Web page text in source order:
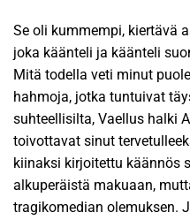
Se oli kummempi, kiertävä
joka käänteli ja käänteli
Mitä todella veti minut
hahmoja, jotka tuntuivat
suhteellisilta, Vaellus halki
toivottavat sinut
kiinaksi kirjoitettu käännös
alkuperäistä makuaan,
tragikomedian olemuksen.